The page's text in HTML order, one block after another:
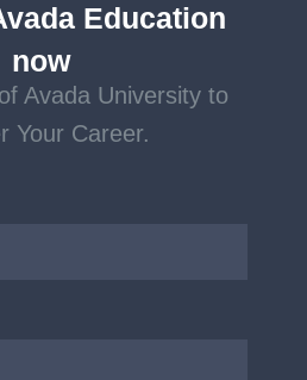
Education
now
Avada University to
Your Career.